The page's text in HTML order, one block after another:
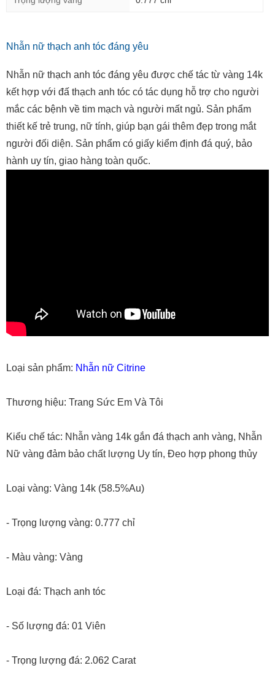
Nhẫn nữ thạch anh tóc đáng yêu
Nhẫn nữ thạch anh tóc đáng yêu được chế tác từ vàng 14k
kết hợp với đấ thạch anh tóc có tác dụng hỗ trợ cho người
mắc các bệnh về tim mạch và người mất ngủ. Sản phẩm
thiết kế trẻ trung, nữ tính, giúp bạn gái thêm đẹp trong mắt
người đối diện. Sản phẩm có giấy kiểm định đá quý, bảo
hành uy tín, giao hàng toàn quốc.
Loại sản phẩm: Nhẫn nữ Citrine
Thương hiệu: Trang Sức Em Và Tôi
Kiểu chế tác: Nhẫn vàng 14k gắn đá thạch anh vàng, Nhẫn
Nữ vàng đảm bảo chất lượng Uy tín, Đeo hợp phong thủy
Loại vàng: Vàng 14k (58.5%Au)
- Trọng lượng vàng: 0.777 chỉ
- Màu vàng: Vàng
Loại đá: Thạch anh tóc
- Số lượng đá: 01 Viên
- Trọng lượng đá: 2.062 Carat